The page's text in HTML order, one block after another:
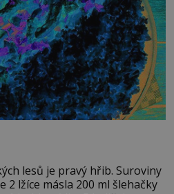
je pravý hřib. Suroviny
2 lžíce másla 200 ml šlehačky